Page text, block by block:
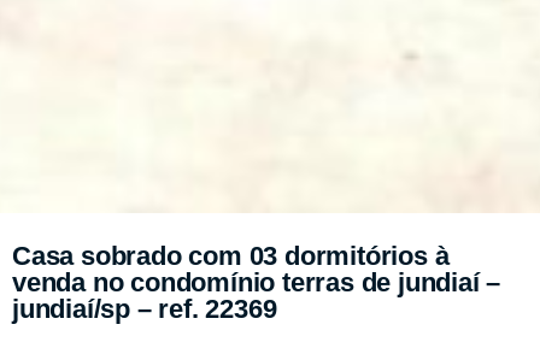
Casa sobrado com 03 dormitórios à
venda no condomínio terras de jundiaí –
jundiaí/sp – ref. 22369